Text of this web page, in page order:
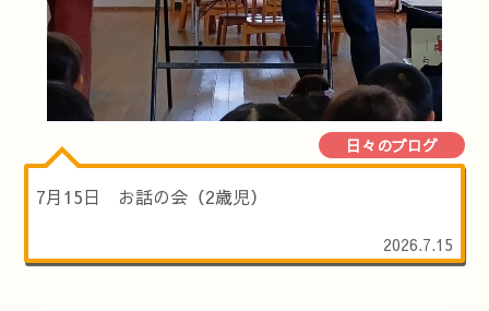
日々のブログ
7月15日 お話の会（2歳児）
2026.7.15